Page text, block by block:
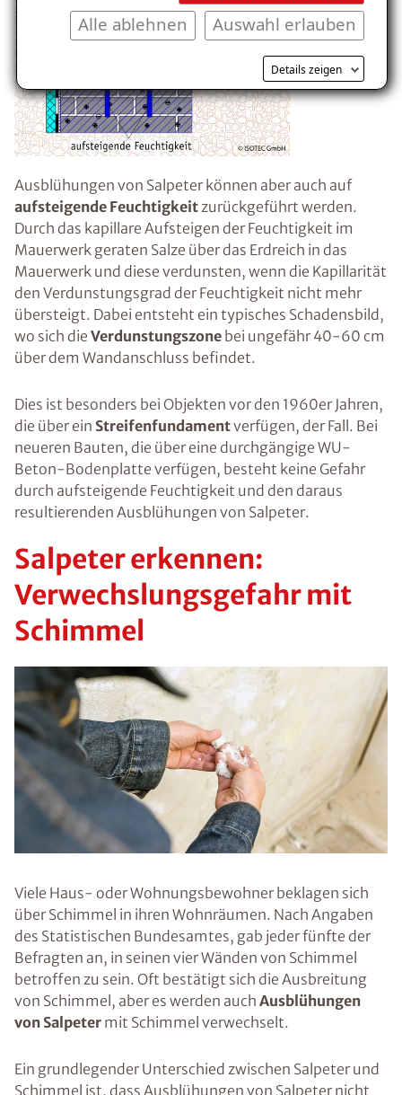
Auswahl erlauben
Alle ablehnen
Details zeigen
Ausblühungen von Salpeter können aber auch auf
aufsteigende Feuchtigkeitzurückgeführt werden.
Durch das kapillare Aufsteigen der Feuchtigkeit im
Mauerwerk geraten Salze über das Erdreich in das
Mauerwerk und diese verdunsten, wenn die Kapillarität
den Verdunstungsgrad der Feuchtigkeit nicht mehr
übersteigt. Dabei entsteht ein typisches Schadensbild,
wo sich die Verdunstungszone bei ungefähr 40-60 cm
über dem Wandanschluss befindet.
Dies ist besonders bei Objekten vor den 1960er Jahren,
die über ein Streifenfundamentverfügen, der Fall. Bei
neueren Bauten, die über eine durchgängige WU-
Beton-Bodenplatte verfügen, besteht keine Gefahr
durch aufsteigende Feuchtigkeit und den daraus
resultierenden Ausblühungen von Salpeter.
Salpeter erkennen:
Verwechslungsgefahr mit
Schimmel
Viele Haus- oder Wohnungsbewohner beklagen sich
über Schimmel in ihren Wohnräumen. Nach Angaben
des Statistischen Bundesamtes, gab jeder fünfte der
Befragten an, in seinen vier Wänden von Schimmel
betroffen zu sein. Oft bestätigt sich die Ausbreitung
von Schimmel, aber es werden auch Ausblühungen
von Salpeter mit Schimmel verwechselt.
Ein grundlegender Unterschied zwischen Salpeter und
Schimmel ist, dass Ausblühungen von Salpeter nicht
Kostenlosen Ratgeber anfordern
Voraussetzung für den Erhalt des kostenfreien
Ratgebers ist die Anmeldung zu unserem Newsletter.